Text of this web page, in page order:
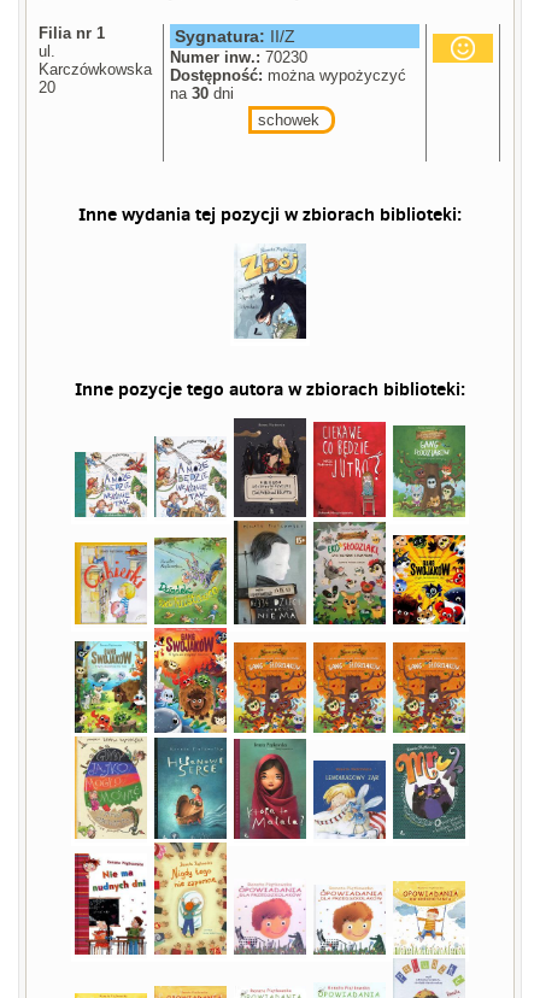
Filia nr 1
ul.
Karczówkowska
20
Sygnatura: II/Z
Numer inw.: 70230
Dostępność: można wypożyczyć
na30 dni
schowek
Inne wydania tej pozycji w zbiorach biblioteki:
Inne pozycje tego autora w zbiorach biblioteki: